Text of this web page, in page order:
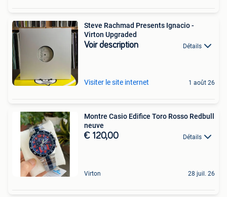
Steve Rachmad Presents Ignacio -
Virton Upgraded
Voir description Détails
Visiter le site internet 1 août 26
Montre Casio Edifice Toro Rosso Redbull
neuve
€ 120,00 Détails
Virton 28 juil. 26